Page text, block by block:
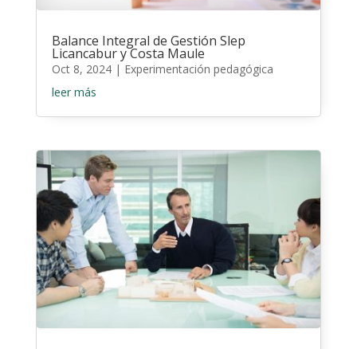
Balance Integral de Gestión Slep
Licancabur y Costa Maule
Oct 8, 2024| Experimentación pedagógica
leer más